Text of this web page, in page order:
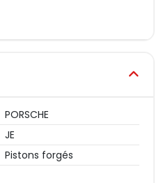
PORSCHE
JE
Pistons forgés